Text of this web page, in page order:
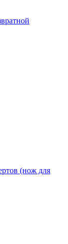
(нож для